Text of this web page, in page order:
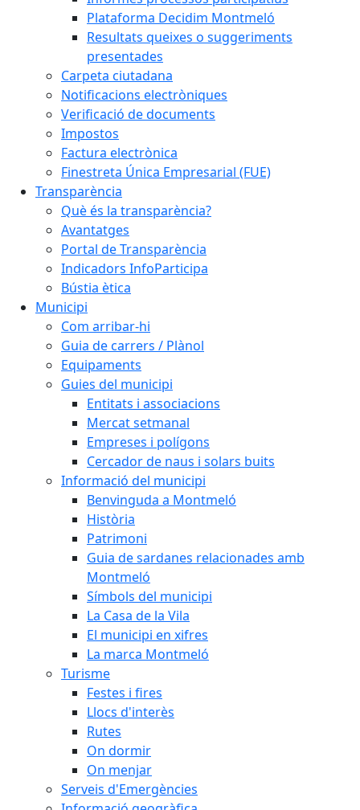
Plataforma Decidim Montmeló
Resultats queixes o suggeriments
presentades
Carpeta ciutadana
Notificacions electròniques
Verificació de documents
Impostos
Factura electrònica
Finestreta Única Empresarial (FUE)
Transparència
Què és la transparència?
Avantatges
Portal de Transparència
Indicadors InfoParticipa
Bústia ètica
Municipi
Com arribar-hi
Guia de carrers / Plànol
Equipaments
Guies del municipi
Entitats i associacions
Mercat setmanal
Empreses i polígons
Cercador de naus i solars buits
Informació del municipi
Benvinguda a Montmeló
Història
Patrimoni
Guia de sardanes relacionades amb
Montmeló
Símbols del municipi
La Casa de la Vila
El municipi en xifres
La marca Montmeló
Turisme
Festes i fires
Llocs d'interès
Rutes
On dormir
On menjar
Serveis d'Emergències